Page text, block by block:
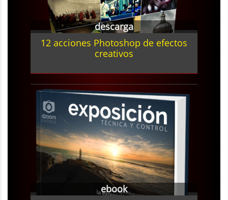
descarga
12 acciones Photoshop de efectos
creativos
ebook